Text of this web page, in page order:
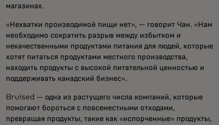
магазинах.
«Нехватки производимой пищи нет», — говорит Чан. «Нам
необходимо сократить разрыв между избытком и
некачественными продуктами питания для людей, которые
хотят питаться продуктами местного производства,
находить продукты с высокой питательной ценностью и
поддерживать канадский бизнес».
Bruised — одна из растущего числа компаний, которые
помогают бороться с повсеместными отходами,
превращая продукты, такие как «испорченные» продукты,